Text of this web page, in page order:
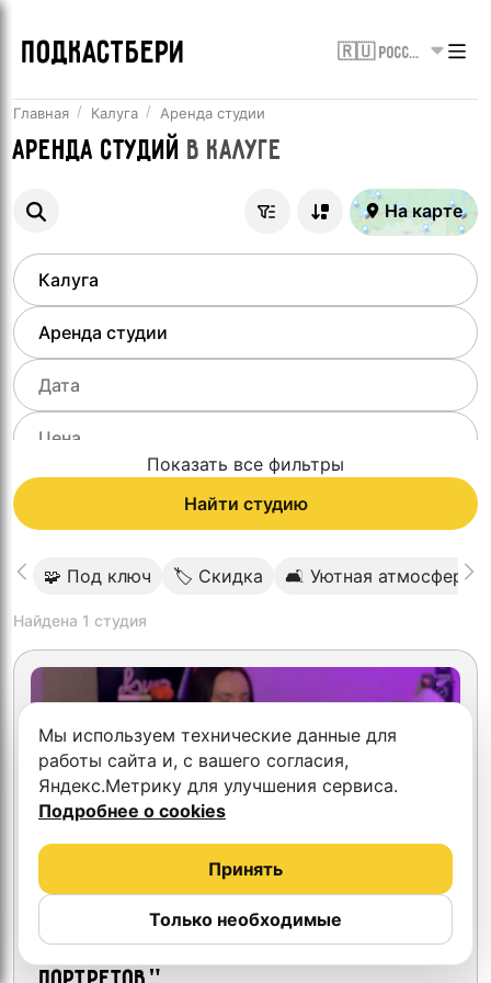
ПОДКАСТБЕРИ 🇷🇺 Россия
Главная Калуга Аренда студии
Аренда студий в Калуге
На карте
Показать все фильтры
Найти студию
🧩 Под ключ 🏷 Скидка 🛋 Уютная атмосфера
Найдена 1 студия
Контент студия "Миллион
Мы используем технические данные для
работы сайта и, с вашего согласия,
Яндекс.Метрику для улучшения сервиса.
Подробнее о cookies
Только необходимые
Принять